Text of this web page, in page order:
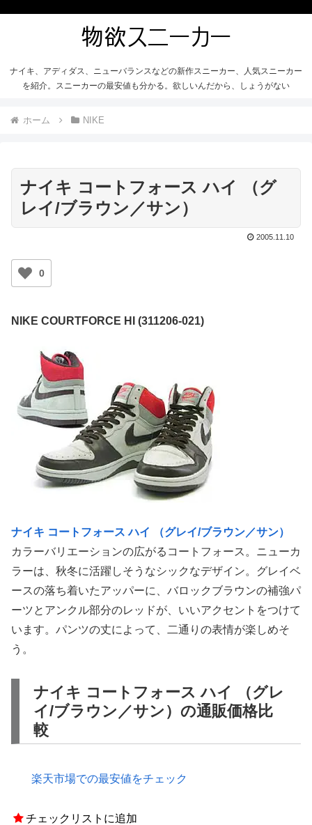
ナイキ、アディダス、ニューバランスなどの新作スニーカー、人気スニーカー
を紹介。スニーカーの最安値も分かる。欲しいんだから、しょうがない
ホーム NIKE
ナイキ コートフォース ハイ （グ
レイ/ブラウン／サン）
2005.11.10
0
NIKE COURTFORCE HI (311206-021)
ナイキ コートフォース ハイ （グレイ/ブラウン／サン）
カラーバリエーションの広がるコートフォース。ニューカ
ラーは、秋冬に活躍しそうなシックなデザイン。グレイベ
ースの落ち着いたアッパーに、バロックブラウンの補強パ
ーツとアンクル部分のレッドが、いいアクセントをつけて
います。パンツの丈によって、二通りの表情が楽しめそ
う。
ナイキ コートフォース ハイ （グレ
イ/ブラウン／サン）の通販価格比
較
楽天市場での最安値をチェック
チェックリストに追加